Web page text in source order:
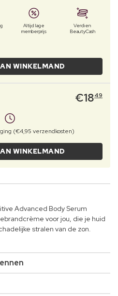
Altijd lage
memberprijs
Verdien
BeautyCash
WINKELMAND
€1849
(€4,95 verzendkosten)
WINKELMAND
Advanced Body Serum
voor jou, die je huid
stralen van de zon.